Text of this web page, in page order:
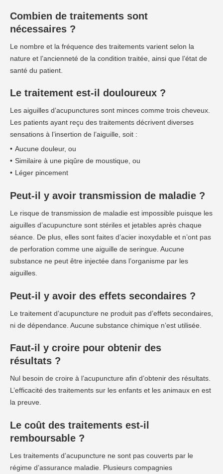
Combien de traitements sont
nécessaires ?
Le nombre et la fréquence des traitements varient selon la
nature et l’ancienneté de la condition traitée, ainsi que l’état de
santé du patient.
Le traitement est-il douloureux ?
Les aiguilles d’acupunctures sont minces comme trois cheveux.
Les patients ayant reçu des traitements décrivent diverses
sensations à l’insertion de l’aiguille, soit :
Aucune douleur, ou
Similaire à une piqûre de moustique, ou
Léger pincement
Peut-il y avoir transmission de maladie ?
Le risque de transmission de maladie est impossible puisque les
aiguilles d’acupuncture sont stériles et jetables après chaque
séance. De plus, elles sont faites d’acier inoxydable et n’ont pas
de perforation comme une aiguille de seringue. Aucune
substance ne peut être injectée dans l’organisme par les
aiguilles.
Peut-il y avoir des effets secondaires ?
Le traitement d’acupuncture ne produit pas d’effets secondaires,
ni de dépendance. Aucune substance chimique n’est utilisée.
Faut-il y croire pour obtenir des
résultats ?
Nul besoin de croire à l’acupuncture afin d’obtenir des résultats.
L’efficacité des traitements sur les enfants et les animaux en est
la preuve.
Le coût des traitements est-il
remboursable ?
Les traitements d’acupuncture ne sont pas couverts par le
régime d’assurance maladie. Plusieurs compagnies